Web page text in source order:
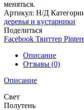
меняться.
Артикул: Н/Д
деревья и кустарники
Поделиться
Facebook Твиттер
Описание
Отзывы (0)
Описание
Свет
Полутень